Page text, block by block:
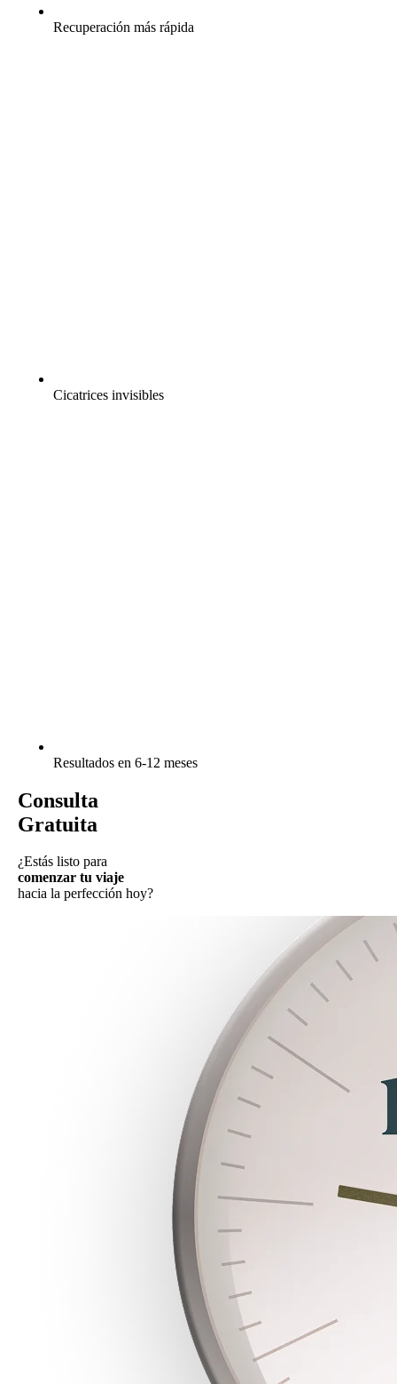
Recuperación más rápida
Cicatrices invisibles
Resultados en 6-12 meses
Consulta
Gratuita
¿Estás listo para
comenzar tu viaje
hacia la perfección hoy?